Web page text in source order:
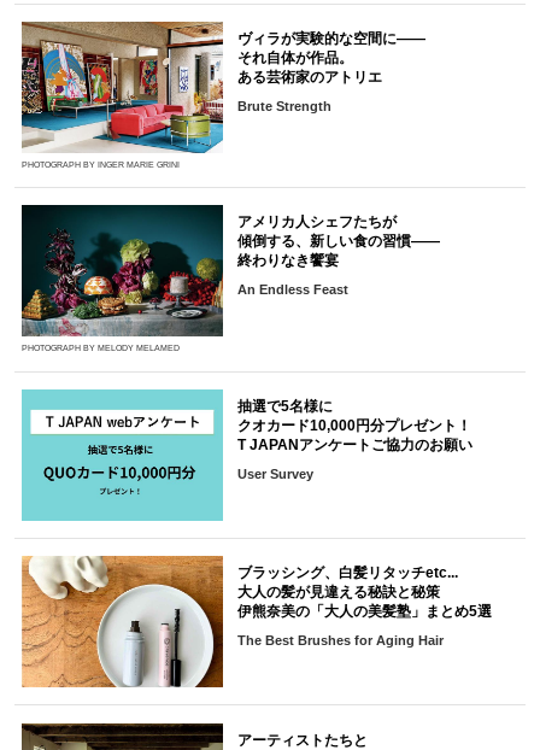
PHOTOGRAPH BY INGER MARIE GRINI
ヴィラが実験的な空間に――
それ自体が作品。
ある芸術家のアトリエ
Brute Strength
PHOTOGRAPH BY MELODY MELAMED
アメリカ人シェフたちが
傾倒する、新しい食の習慣――
終わりなき饗宴
An Endless Feast
抽選で5名様に
クオカード10,000円分プレゼント！
T JAPANアンケートご協力のお願い
User Survey
ブラッシング、白髪リタッチetc...
大人の髪が見違える秘訣と秘策
伊熊奈美の「大人の美髪塾」まとめ5選
The Best Brushes for Aging Hair
アーティストたちと